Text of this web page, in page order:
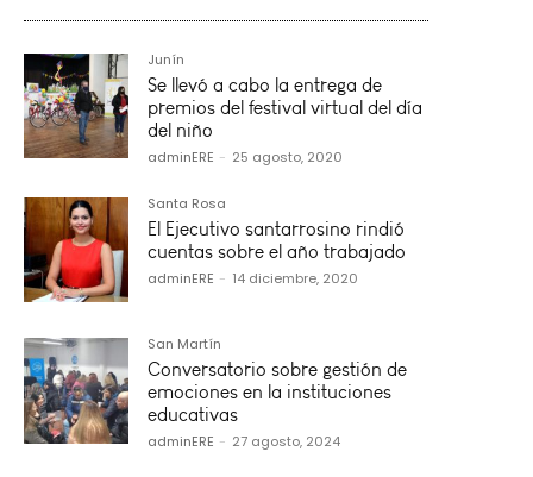
Junín
Se llevó a cabo la entrega de
premios del festival virtual del día
del niño
adminERE - 25 agosto, 2020
Santa Rosa
El Ejecutivo santarrosino rindió
cuentas sobre el año trabajado
adminERE - 14 diciembre, 2020
San Martín
Conversatorio sobre gestión de
emociones en la instituciones
educativas
adminERE - 27 agosto, 2024